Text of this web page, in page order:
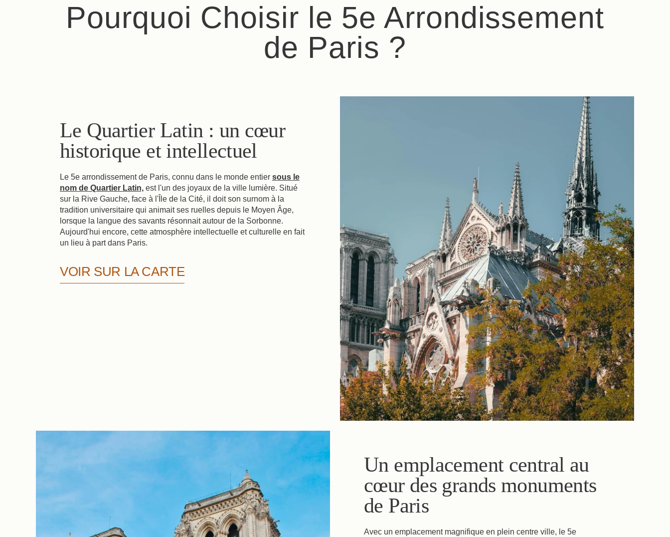
Pourquoi Choisir le 5e Arrondissement
de Paris ?
Le Quartier Latin : un cœur
historique et intellectuel
Le 5e arrondissement de Paris, connu dans le monde entier sous le
nom de Quartier Latin, est l'un des joyaux de la ville lumière. Situé
sur la Rive Gauche, face à l'Île de la Cité, il doit son surnom à la
tradition universitaire qui animait ses ruelles depuis le Moyen Âge,
lorsque la langue des savants résonnait autour de la Sorbonne.
Aujourd'hui encore, cette atmosphère intellectuelle et culturelle en fait
un lieu à part dans Paris.
VOIR SUR LA CARTE
Un emplacement central au
cœur des grands monuments
de Paris
Avec un emplacement magnifique en plein centre ville, le 5e
La Maison
Les Chambres & Suites
Nos engagements
Offres & Actualités
Réserver
ARRIVÉE
Vérifier la disponibilité